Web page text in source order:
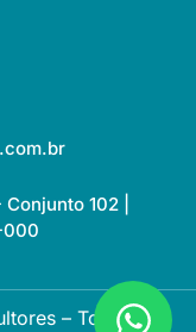
102 |
000
– Todos os